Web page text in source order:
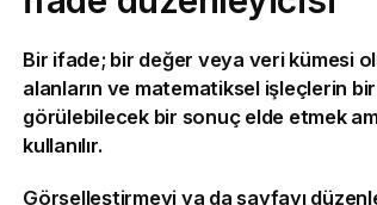
Bir ifade; bir değer veya veri kümesi
alanların ve matematiksel işleçlerin
görülebilecek bir sonuç elde etmek
kullanılır.
Görselleştirmeyi ya da sayfayı